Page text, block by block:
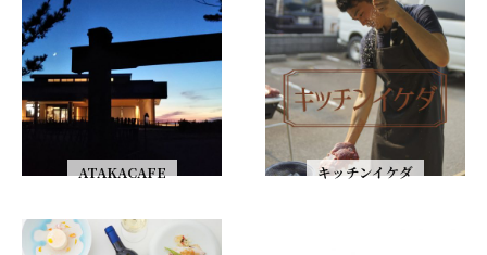
ATAKACAFE キッチンイケダ